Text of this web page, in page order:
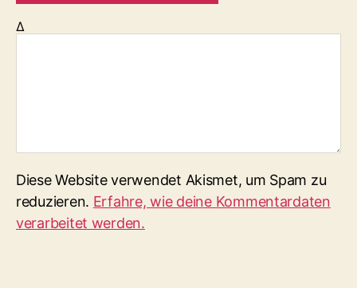
Δ
Diese Website verwendet Akismet, um Spam zu
reduzieren. Erfahre, wie deine Kommentardaten
verarbeitet werden.